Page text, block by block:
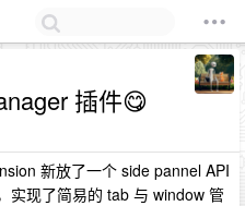
插件😋
新放了一个 side pannel API
实现了简易的 tab 与 window 管